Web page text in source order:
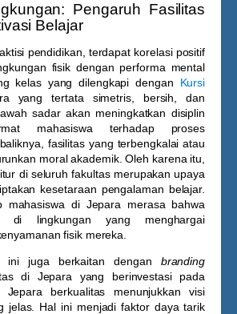
Pengaruh Fasilitas
Belajar
pendidikan, terdapat korelasi positif
fisik dengan performa mental
kelas yang dilengkapi dengan Kursi
yang tertata simetris, bersih, dan
sadar akan meningkatkan disiplin
mahasiswa terhadap proses
fasilitas yang terbengkalai atau
moral akademik. Oleh karena itu,
di seluruh fakultas merupakan upaya
kesetaraan pengalaman belajar.
mahasiswa di Jepara merasa bahwa
di lingkungan yang menghargai
fisik mereka.
ini juga berkaitan dengan branding
di Jepara yang berinvestasi pada
Jepara berkualitas menunjukkan visi
jelas. Hal ini menjadi faktor daya tarik